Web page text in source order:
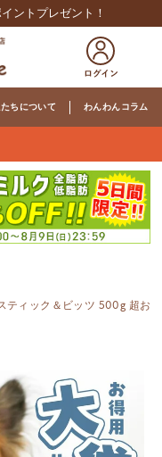
ントプレゼント！
ちについて わんわんコラム
ティック＆ビッツ 500g 超お